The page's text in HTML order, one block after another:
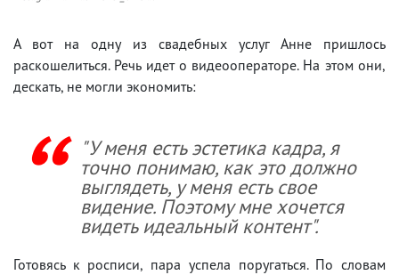
А вот на одну из свадебных услуг Анне пришлось
раскошелиться. Речь идет о видеооператоре. На этом они,
дескать, не могли экономить:
"У меня есть эстетика кадра, я
точно понимаю, как это должно
выглядеть, у меня есть свое
видение. Поэтому мне хочется
видеть идеальный контент".
Готовясь к росписи, пара успела поругаться. По словам